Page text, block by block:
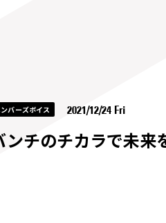
バーズボイス 2021/12/24 Fri
ンチのチカラで未来